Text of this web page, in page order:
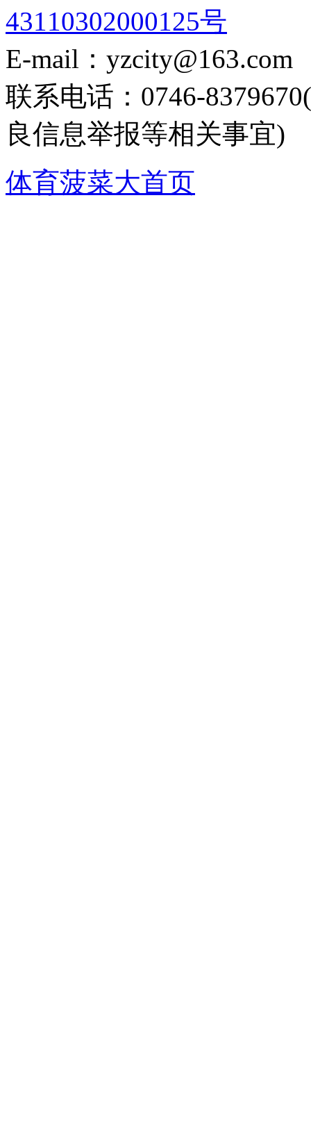
43110302000125号
E-mail：yzcity@163.com
联系电话：0746-
良信息举报等相关事宜)
体育菠菜大首页